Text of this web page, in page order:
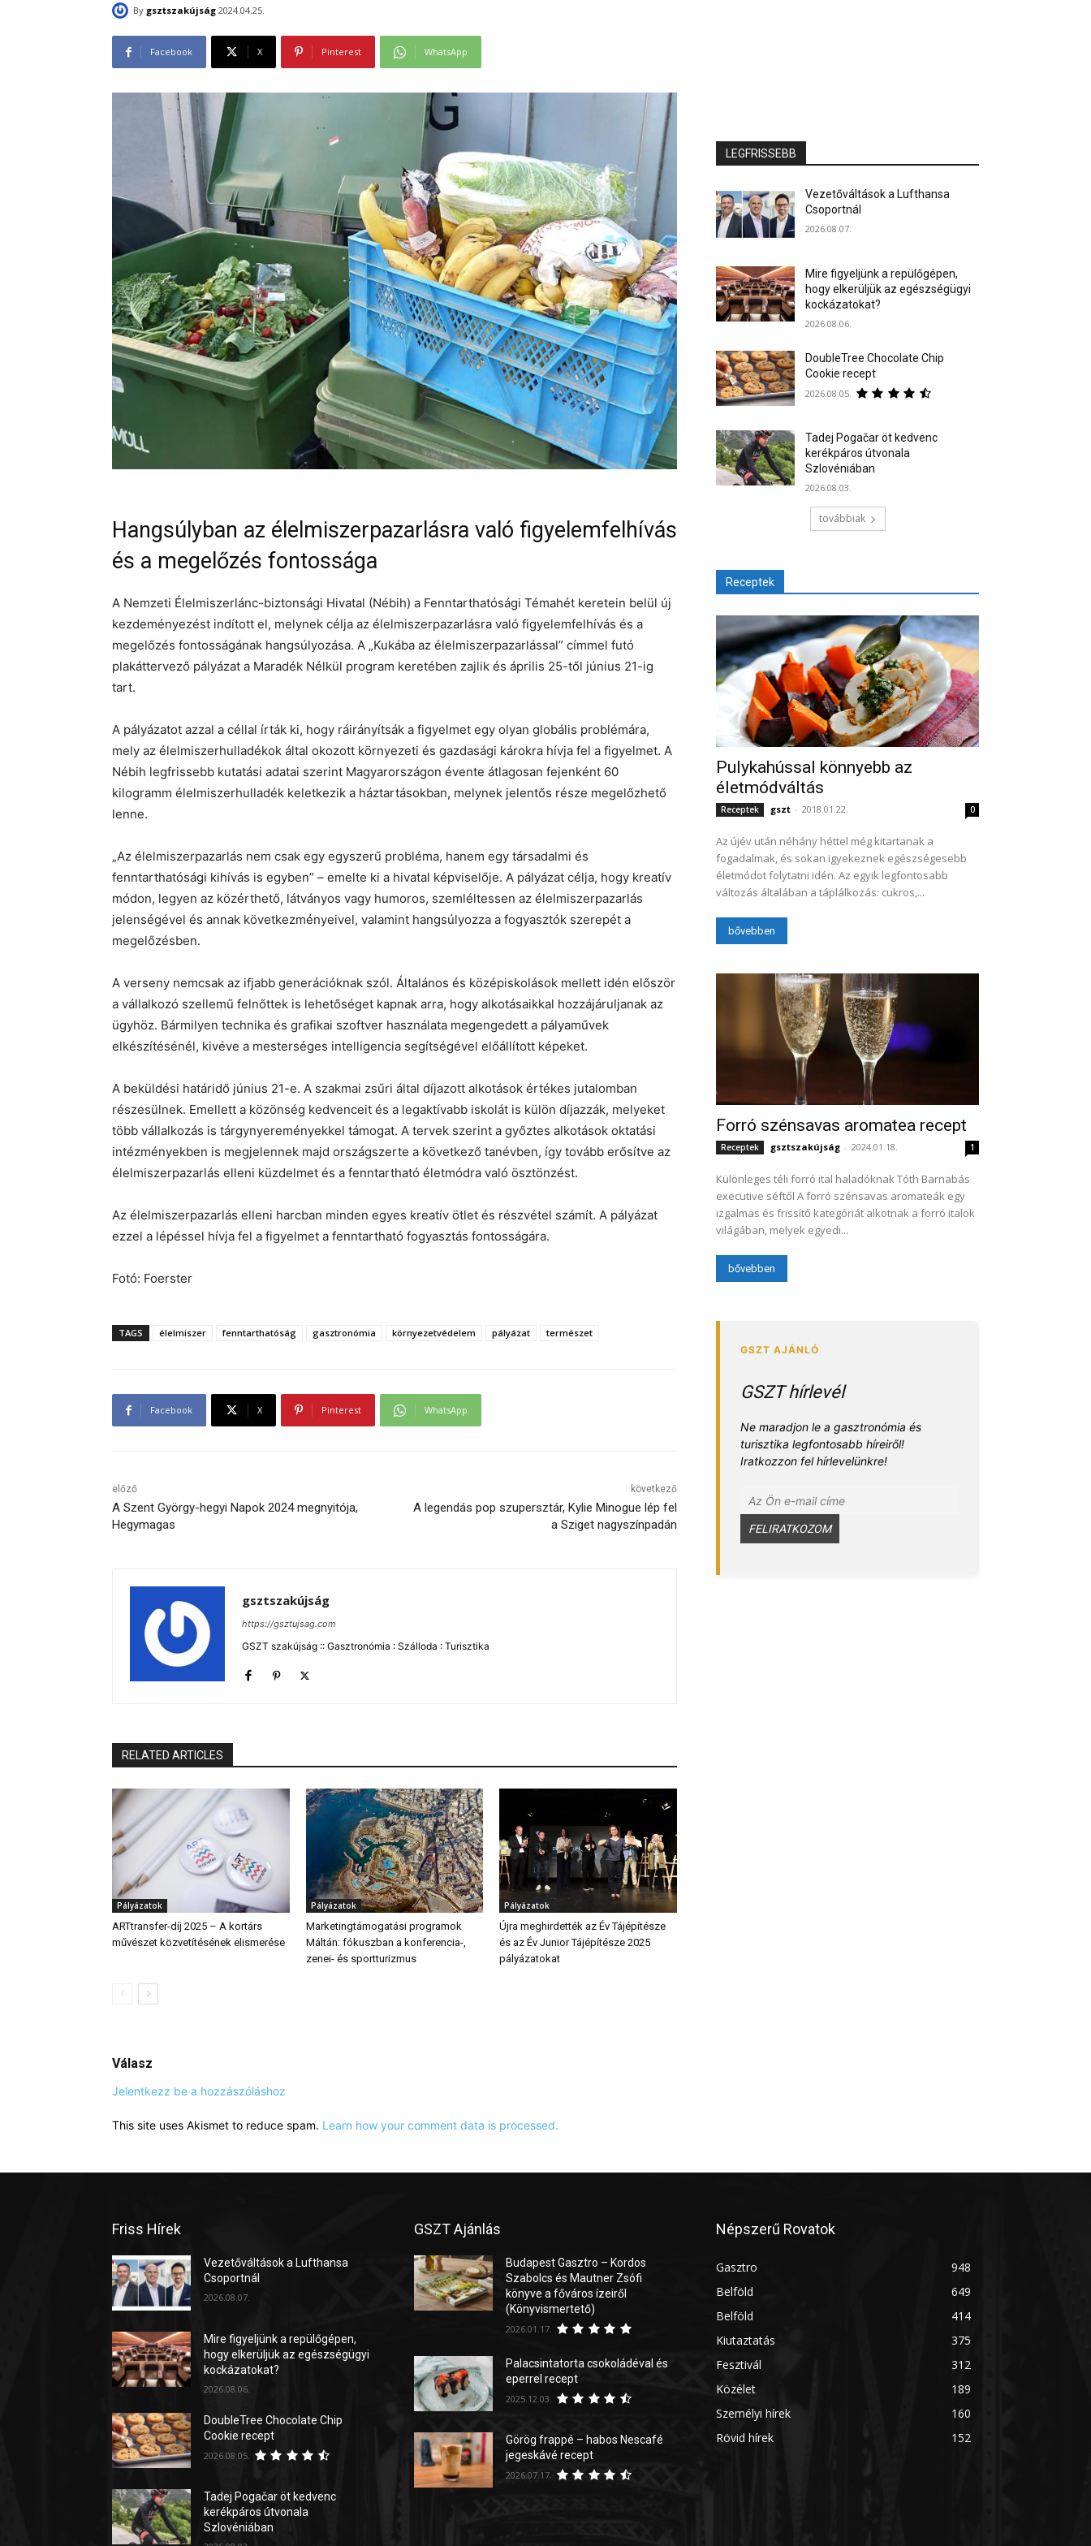
By gsztszakújság 2024.04.25.
Facebook X Pinterest WhatsApp
Hangsúlyban az élelmiszerpazarlásra való figyelemfelhívás
és a megelőzés fontossága
A Nemzeti Élelmiszerlánc-biztonsági Hivatal (Nébih) a Fenntarthatósági Témahét keretein belül új
kezdeményezést indított el, melynek célja az élelmiszerpazarlásra való figyelemfelhívás és a
megelőzés fontosságának hangsúlyozása. A „Kukába az élelmiszerpazarlással” címmel futó
plakáttervező pályázat a Maradék Nélkül program keretében zajlik és április 25-től június 21-ig
tart.
A pályázatot azzal a céllal írták ki, hogy ráirányítsák a figyelmet egy olyan globális problémára,
mely az élelmiszerhulladékok által okozott környezeti és gazdasági károkra hívja fel a figyelmet. A
Nébih legfrissebb kutatási adatai szerint Magyarországon évente átlagosan fejenként 60
kilogramm élelmiszerhulladék keletkezik a háztartásokban, melynek jelentős része megelőzhető
lenne.
„Az élelmiszerpazarlás nem csak egy egyszerű probléma, hanem egy társadalmi és
fenntarthatósági kihívás is egyben” – emelte ki a hivatal képviselője. A pályázat célja, hogy kreatív
módon, legyen az közérthető, látványos vagy humoros, szemléltessen az élelmiszerpazarlás
jelenségével és annak következményeivel, valamint hangsúlyozza a fogyasztók szerepét a
megelőzésben.
A verseny nemcsak az ifjabb generációknak szól. Általános és középiskolások mellett idén először
a vállalkozó szellemű felnőttek is lehetőséget kapnak arra, hogy alkotásaikkal hozzájáruljanak az
ügyhöz. Bármilyen technika és grafikai szoftver használata megengedett a pályaművek
elkészítésénél, kivéve a mesterséges intelligencia segítségével előállított képeket.
A beküldési határidő június 21-e. A szakmai zsűri által díjazott alkotások értékes jutalomban
részesülnek. Emellett a közönség kedvenceit és a legaktívabb iskolát is külön díjazzák, melyeket
több vállalkozás is tárgynyereményekkel támogat. A tervek szerint a győztes alkotások oktatási
intézményekben is megjelennek majd országszerte a következő tanévben, így tovább erősítve az
élelmiszerpazarlás elleni küzdelmet és a fenntartható életmódra való ösztönzést.
Az élelmiszerpazarlás elleni harcban minden egyes kreatív ötlet és részvétel számít. A pályázat
ezzel a lépéssel hívja fel a figyelmet a fenntartható fogyasztás fontosságára.
Fotó: Foerster
TAGS élelmiszer fenntarthatóság gasztronómia környezetvédelem pályázat természet
Facebook X Pinterest WhatsApp
előző
A Szent György-hegyi Napok 2024 megnyitója,
Hegymagas
következő
A legendás pop szupersztár, Kylie Minogue lép fel
a Sziget nagyszínpadán
gsztszakújság
https://gsztujsag.com
GSZT szakújság :: Gasztronómia : Szálloda : Turisztika
RELATED ARTICLES
Pályázatok
ARTtransfer-díj 2025 – A kortárs
művészet közvetítésének elismerése
Pályázatok
Marketingtámogatási programok
Máltán: fókuszban a konferencia-,
zenei- és sportturizmus
Pályázatok
Újra meghirdették az Év Tájépítésze
és az Év Junior Tájépítésze 2025
pályázatokat
Válasz
Jelentkezz be a hozzászóláshoz
This site uses Akismet to reduce spam. Learn how your comment data is processed.
LEGFRISSEBB
Vezetőváltások a Lufthansa
Csoportnál
2026.08.07.
Mire figyeljünk a repülőgépen,
hogy elkerüljük az egészségügyi
kockázatokat?
2026.08.06.
DoubleTree Chocolate Chip
Cookie recept
2026.08.05.
Tadej Pogačar öt kedvenc
kerékpáros útvonala
Szlovéniában
2026.08.03.
továbbiak
Receptek
Pulykahússal könnyebb az
életmódváltás
Receptek gszt - 2018.01.22. 0
Az újév után néhány héttel még kitartanak a
fogadalmak, és sokan igyekeznek egészségesebb
életmódot folytatni idén. Az egyik legfontosabb
változás általában a táplálkozás: cukros,...
bővebben
Forró szénsavas aromatea recept
Receptek gsztszakújság - 2024.01.18. 1
Különleges téli forró ital haladóknak Tóth Barnabás
executive séftől A forró szénsavas aromateák egy
izgalmas és frissítő kategóriát alkotnak a forró italok
világában, melyek egyedi...
bővebben
GSZT hírlevél
Ne maradjon le a gasztronómia és
turisztika legfontosabb híreiről!
Iratkozzon fel hírlevelünkre!
Friss Hírek
Vezetőváltások a Lufthansa
Csoportnál
2026.08.07.
Mire figyeljünk a repülőgépen,
hogy elkerüljük az egészségügyi
kockázatokat?
2026.08.06.
DoubleTree Chocolate Chip
Cookie recept
2026.08.05.
Tadej Pogačar öt kedvenc
kerékpáros útvonala
Szlovéniában
GSZT Ajánlás
Budapest Gasztro – Kordos
Szabolcs és Mautner Zsófi
könyve a főváros ízeiről
(Könyvismertető)
2026.01.17.
Palacsintatorta csokoládéval és
eperrel recept
2025.12.03.
Görög frappé – habos Nescafé
jegeskávé recept
2026.07.17.
Népszerű Rovatok
Gasztro
948
Belföld
649
Belföld
414
Kiutaztatás
375
Fesztivál
312
Közélet
189
Személyi hírek
160
Rövid hírek
152